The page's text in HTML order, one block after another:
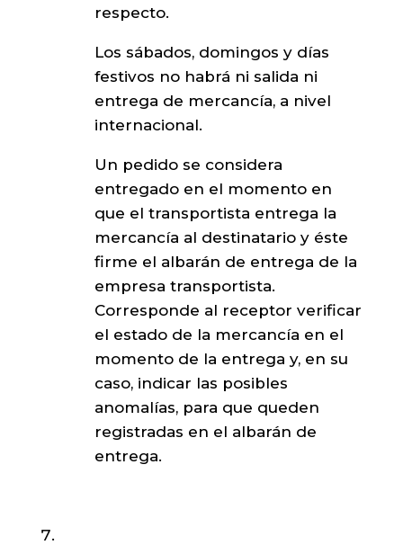
respecto.
Los sábados, domingos y días
festivos no habrá ni salida ni
entrega de mercancía, a nivel
internacional.
Un pedido se considera
entregado en el momento en
que el transportista entrega la
mercancía al destinatario y éste
firme el albarán de entrega de la
empresa transportista.
Corresponde al receptor verificar
el estado de la mercancía en el
momento de la entrega y, en su
caso, indicar las posibles
anomalías, para que queden
registradas en el albarán de
entrega.